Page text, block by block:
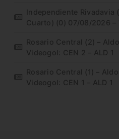
Independiente Rivadavia
Cuarto) (0) 07/08/2026 –
Rosario Central (2) –
Videogol: CEN 2 – ALD 1
Rosario Central (1) –
Videogol: CEN 1 – ALD 1